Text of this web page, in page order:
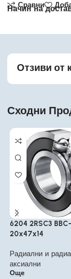
Сравни
Начин на
Отзиви от
Сходни
6204 2RSC3
20x47x14
Радиални и
аксиални
Още